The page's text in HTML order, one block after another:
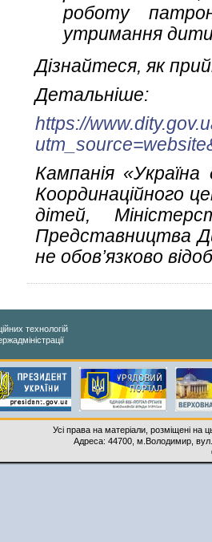
роботу
утримання
Дізнайтеся, як
Детальніше:
https://
Кампанія
Координаційного
дітей,
Представництва
не обов’язково
технологій
Усі права на матеріали, розміщені на
Адреса: 44700, м.Володимир,